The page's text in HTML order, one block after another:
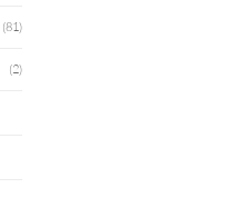
(81)
(2)